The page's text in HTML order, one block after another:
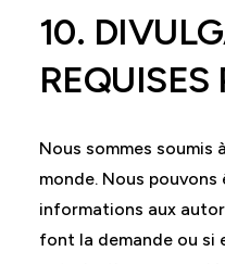
10.
Nous sommes soumis
monde. Nous
informations aux
font la demande ou si